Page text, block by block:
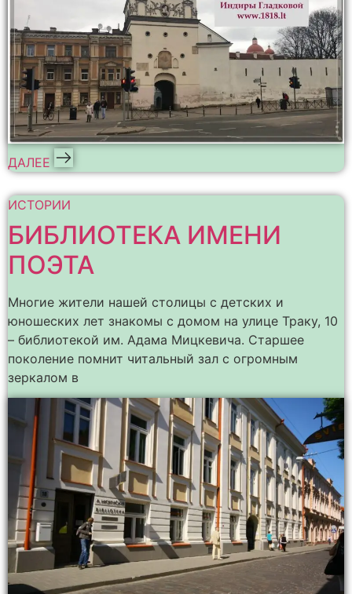
ДАЛЕЕ
ИСТОРИИ
БИБЛИОТЕКА ИМЕНИ
ПОЭТА
Многие жители нашей столицы с детских и
юношеских лет знакомы с домом на улице Траку, 10
– библиотекой им. Адама Мицкевича. Старшее
поколение помнит читальный зал с огромным
зеркалом в